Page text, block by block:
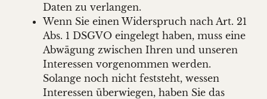
Daten zu verlangen.
Wenn Sie einen Widerspruch nach Art. 21
Abs. 1 DSGVO eingelegt haben, muss eine
Abwägung zwischen Ihren und unseren
Interessen vorgenommen werden.
Solange noch nicht feststeht, wessen
Interessen überwiegen, haben Sie das